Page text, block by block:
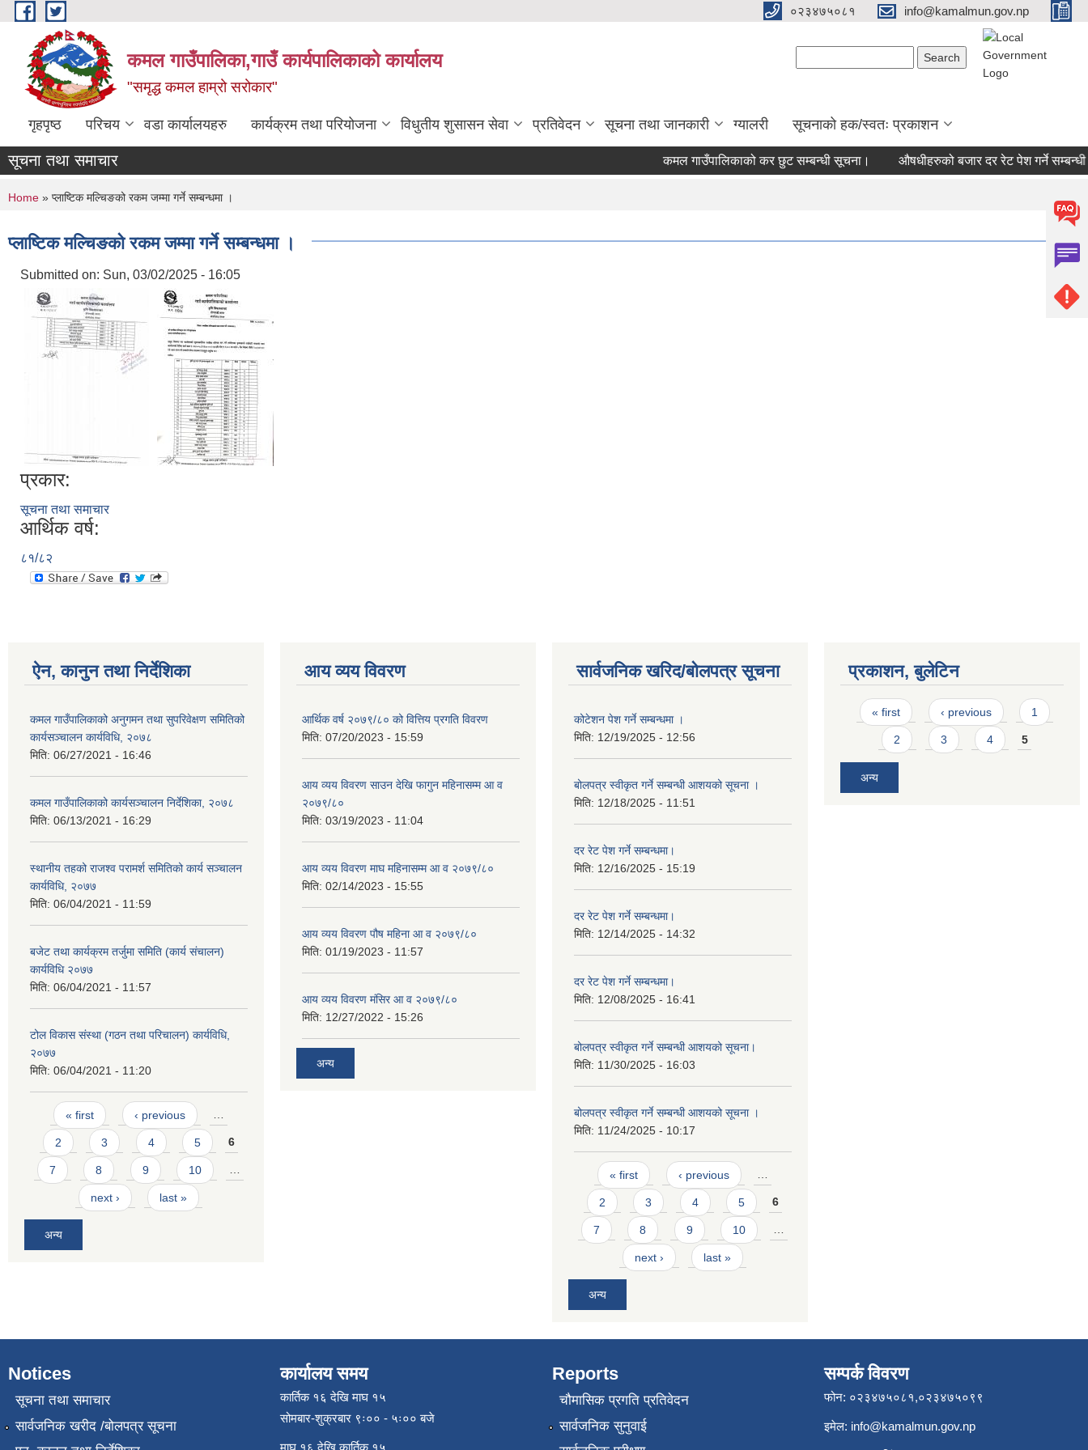
Skip to main content ०२३४७५०८१ info@kamalmun.gov.np
कमल गाउँपालिका,गाउँ कार्यपालिकाको कार्यालय
"समृद्ध कमल हाम्रो सरोकार"
गृहपृष्ठ परिचय वडा कार्यालयहरु कार्यक्रम तथा परियोजना विधुतीय शुसासन सेवा प्रतिवेदन सूचना तथा जानकारी ग्यालरी सूचनाको हक/स्वतः प्रकाशन
सूचना तथा समाचार कमल गाउँपालिकाको कर छुट सम्बन्धी सूचना। औषधीहरुको बजार दर रेट पेश गर्ने सम्बन्धी
You are here
Home » प्लाष्टिक मल्चिङको रकम जम्मा गर्ने सम्बन्धमा ।
प्लाष्टिक मल्चिङको रकम जम्मा गर्ने सम्बन्धमा ।
Submitted on: Sun, 03/02/2025 - 16:05
प्रकार:
सूचना तथा समाचार
आर्थिक वर्ष:
८१/८२
ऐन, कानुन तथा निर्देशिका
कमल गाउँपालिकाको अनुगमन तथा सुपरिवेक्षण समितिको
कार्यसञ्चालन कार्यविधि, २०७८
मिति: 06/27/2021 - 16:46
कमल गाउँपालिकाको कार्यसञ्‍चालन निर्देशिका, २०७८
मिति: 06/13/2021 - 16:29
स्थानीय तहको राजश्व परामर्श समितिको कार्य सञ्चालन
कार्यविधि, २०७७
मिति: 06/04/2021 - 11:59
बजेट तथा कार्यक्रम तर्जुमा समिति (कार्य संचालन)
कार्यविधि २०७७
मिति: 06/04/2021 - 11:57
टोल विकास संस्था (गठन तथा परिचालन) कार्यविधि,
२०७७
मिति: 06/04/2021 - 11:20
Pages
« first ‹ previous …
2 3 4 5 6
7 8 9 10 …
next › last »
अन्य
आय व्यय विवरण
आर्थिक वर्ष २०७९/८० को वित्तिय प्रगति विवरण
मिति: 07/20/2023 - 15:59
आय व्यय विवरण साउन देखि फागुन महिनासम्म आ व
२०७९/८०
मिति: 03/19/2023 - 11:04
आय व्यय विवरण माघ महिनासम्म आ व २०७९/८०
मिति: 02/14/2023 - 15:55
आय व्यय विवरण पौष महिना आ व २०७९/८०
मिति: 01/19/2023 - 11:57
आय व्यय विवरण मंसिर आ व २०७९/८०
मिति: 12/27/2022 - 15:26
अन्य
सार्वजनिक खरिद/बोलपत्र सूचना
कोटेशन पेश गर्ने सम्बन्धमा ।
मिति: 12/19/2025 - 12:56
बोलपत्र स्वीकृत गर्ने सम्बन्धी आशयको सूचना ।
मिति: 12/18/2025 - 11:51
दर रेट पेश गर्ने सम्बन्धमा।
मिति: 12/16/2025 - 15:19
दर रेट पेश गर्ने सम्बन्धमा।
मिति: 12/14/2025 - 14:32
दर रेट पेश गर्ने सम्बन्धमा।
मिति: 12/08/2025 - 16:41
बोलपत्र स्वीकृत गर्ने सम्बन्धी आशयको सूचना।
मिति: 11/30/2025 - 16:03
बोलपत्र स्वीकृत गर्ने सम्बन्धी आशयको सूचना ।
मिति: 11/24/2025 - 10:17
Pages
« first ‹ previous …
2 3 4 5 6
7 8 9 10 …
next › last »
अन्य
प्रकाशन, बुलेटिन
Pages
« first ‹ previous 1
2 3 4 5
अन्य
Notices
सूचना तथा समाचार
सार्वजनिक खरीद /बोलपत्र सूचना
कार्यालय समय
कार्तिक १६ देखि माघ १५
सोमबार-शुक्रबार ९ः०० - ५ः०० बजे
माघ १६ देखि कार्तिक १५
Reports
चौमासिक प्रगति प्रतिवेदन
सार्वजनिक सुनुवाई
सम्पर्क विवरण
फोन: ०२३४७५०८१,०२३४७५०९९
इमेल: info@kamalmun.gov.np